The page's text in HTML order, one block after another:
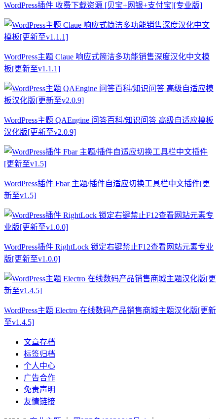
WordPress插件 收费下载资源 [贝宝+网银+支付宝][专业版]
WordPress主题 Claue 响应式简洁多功能销售深度汉化中文模
板[更新至v1.1.1]
WordPress主题 QAEngine 问答百科/知识问答 高级自适应模板
汉化版[更新至v2.0.9]
WordPress插件 Fbar 主题/插件自适应切换工具栏中文插件[更
新至v1.5]
WordPress插件 RightLock 锁定右键禁止F12查看网站元素专业
版[更新至v1.0.0]
WordPress主题 Electro 在线数码产品销售商城主题汉化版[更新
至v1.4.5]
文章存档
标签归档
个人中心
广告合作
免责声明
友情链接